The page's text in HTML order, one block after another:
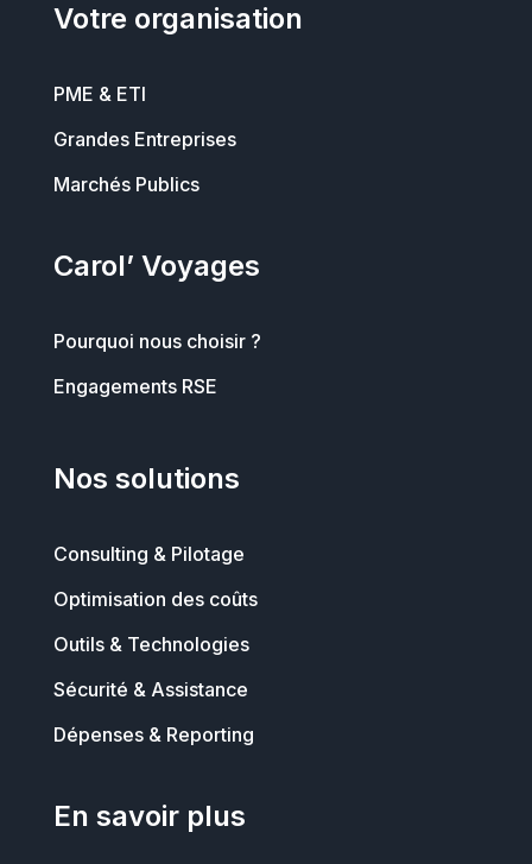
Votre organisation
PME & ETI
Grandes Entreprises
Marchés Publics
Carol’ Voyages
Pourquoi nous choisir ?
Engagements RSE
Nos solutions
Consulting & Pilotage
Optimisation des coûts
Outils & Technologies
Sécurité & Assistance
Dépenses & Reporting
En savoir plus